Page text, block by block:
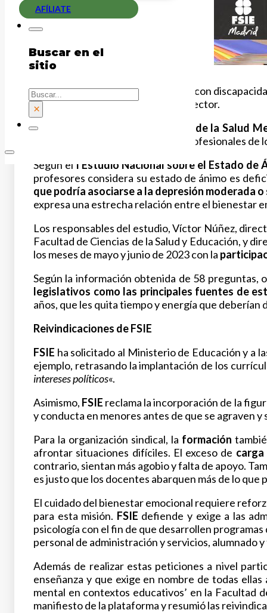
AFÍLIATE
Buscar en el
sitio
Buscar
×
El sector de la atención a personas con
y de los propios profesionales del sector.
Con motivo del
Día Internacional de la Salud
mayoría de los docentes y de los profesionales
Según el I Estudio Nacional sobre el Estado de
profesores considera su estado de ánimo es
que podría asociarse a la depresión moderada o
expresa una estrecha relación entre el bienestar
Los responsables del estudio, Víctor Núñez,
Facultad de Ciencias de la Salud y Educación, y
los meses de mayo y junio de 2023 con la
Según la información obtenida de 58 preguntas,
legislativos como las principales fuentes de
años, que les quita tiempo y energía que deberían
Reivindicaciones de FSIE
FSIE ha solicitado al Ministerio de Educación y a
ejemplo, retrasando la implantación de los
intereses políticos«.
Asimismo, FSIE reclama la incorporación de la
y conducta en menores antes de que se agraven y
Para la organización sindical, la formación
afrontar situaciones difíciles. El exceso de
contrario, sientan más agobio y falta de apoyo.
es justo que los docentes abarquen más de lo que
El cuidado del bienestar emocional requiere
para esta misión. FSIE defiende y exige a las
psicología con el fin de que desarrollen
personal de administración y servicios, alumnado y
Además de realizar estas peticiones a nivel
enseñanza y que exige en nombre de todas
mental en contextos educativos’ en la Facultad
manifiesto de la plataforma y resumió las